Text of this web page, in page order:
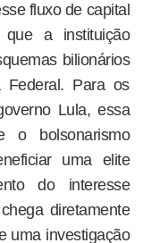
fluxo de capital
que a instituição
bilionários
Para os
Lula, essa
o bolsonarismo
uma elite
do interesse
diretamente
uma investigação